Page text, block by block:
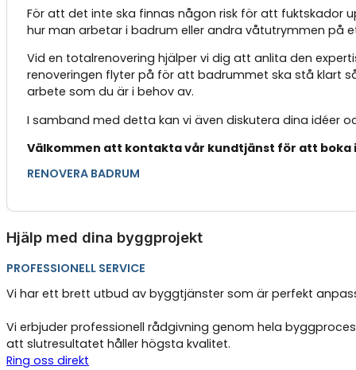
För att det inte ska finnas någon risk för att fuktskador
hur man arbetar i badrum eller andra våtutrymmen på
Vid en totalrenovering hjälper vi dig att anlita den
renoveringen flyter på för att badrummet ska stå klart
arbete som du är i behov av.
I samband med detta kan vi även diskutera dina idéer
Välkommen att kontakta vår kundtjänst för att boka
RENOVERA BADRUM
Hjälp med dina byggprojekt
PROFESSIONELL SERVICE
Vi har ett brett utbud av byggtjänster som är perfekt
Vi erbjuder professionell rådgivning genom hela
att slutresultatet håller högsta kvalitet.
Ring oss direkt